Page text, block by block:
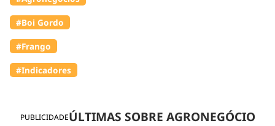
PUBLICIDADEÚLTIMAS SOBRE AGRONEGÓCIO
#Boi Gordo
#Frango
#Indicadores